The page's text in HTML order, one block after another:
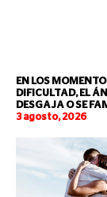
EN LOS
DIFICULTAD, EL
DESGAJA O SE
3 agosto, 2026